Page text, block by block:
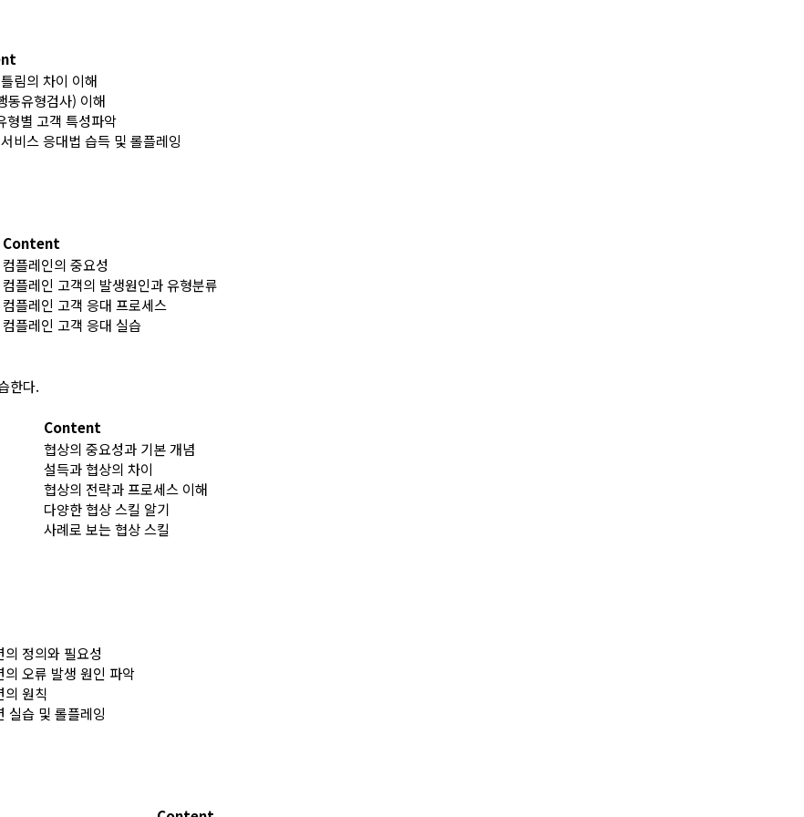
림의 차이 이해
동유형검사) 이해
형별 고객 특성파악
비스 응대법 습득 및 롤플레잉
Content
컴플레인의 중요성
컴플레인 고객의 발생원인과 유형분류
컴플레인 고객 응대 프로세스
컴플레인 고객 응대 실습
한다.
Content
협상의 중요성과 기본 개념
설득과 협상의 차이
협상의 전략과 프로세스 이해
다양한 협상 스킬 알기
사례로 보는 협상 스킬
정의와 필요성
의 오류 발생 원인 파악
의 원칙
실습 및 롤플레잉